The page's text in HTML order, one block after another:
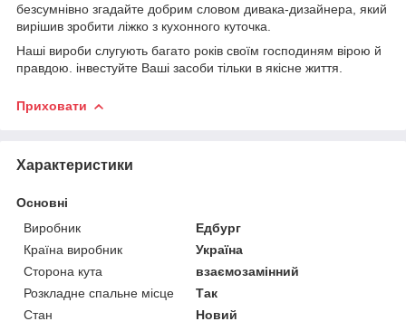
безсумнівно згадайте добрим словом дивака-дизайнера, який
вирішив зробити ліжко з кухонного куточка.
Наші вироби слугують багато років своїм господиням вірою й
правдою. інвестуйте Ваші засоби тільки в якісне життя.
Приховати
Характеристики
Основні
Виробник
Едбург
Країна виробник
Україна
Сторона кута
взаємозамінний
Розкладне спальне місце
Так
Стан
Новий